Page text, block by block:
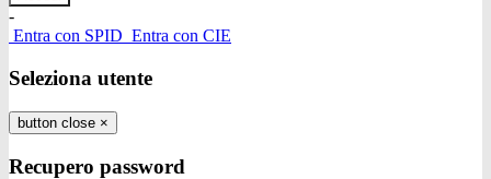
-
Entra con SPID Entra con CIE
Seleziona utente
button close ×
Recupero password